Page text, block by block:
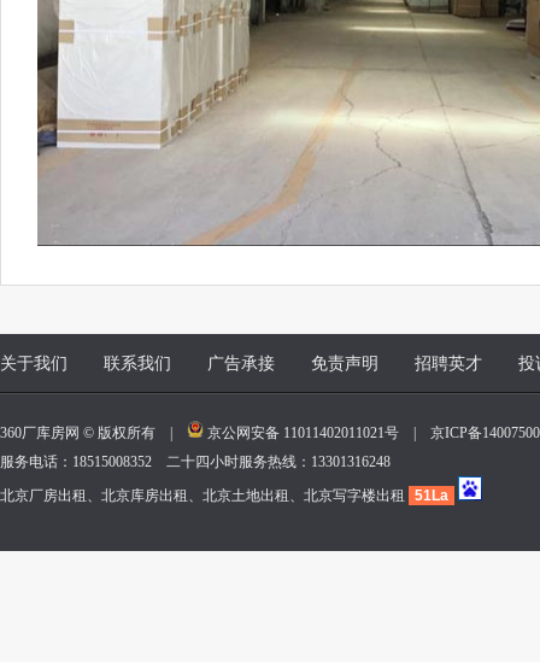
关于我们 联系我们 广告承接 免责声明 招聘英才 投
360厂库房网 © 版权所有 | 京公网安备 11011402011021号
京ICP备
服务电话：18515008352 二十四小时服务热线：13301316248
北京厂房出租、北京库房出租、北京土地出租、北京写字楼出租
51La